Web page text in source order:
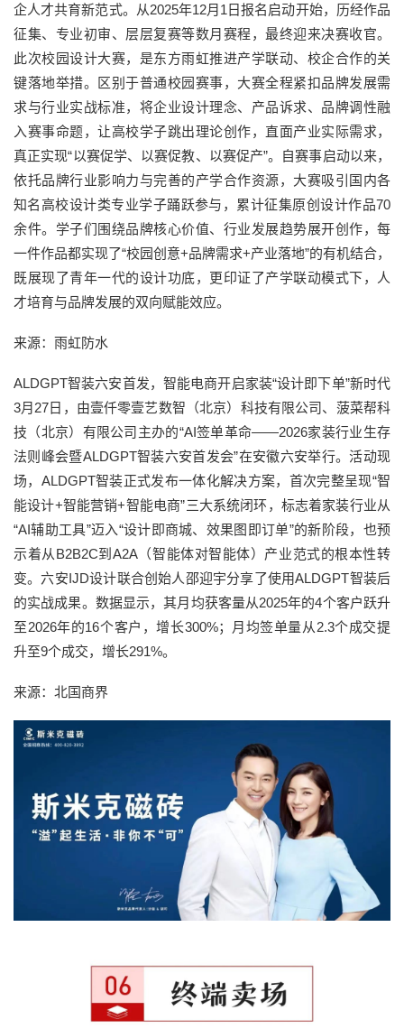
企人才共育新范式。从2025年12月1日报名启动开始，历经作品
征集、专业初审、层层复赛等数月赛程，最终迎来决赛收官。
此次校园设计大赛，是东方雨虹推进产学联动、校企合作的关
键落地举措。区别于普通校园赛事，大赛全程紧扣品牌发展需
求与行业实战标准，将企业设计理念、产品诉求、品牌调性融
入赛事命题，让高校学子跳出理论创作，直面产业实际需求，
真正实现“以赛促学、以赛促教、以赛促产”。自赛事启动以来，
依托品牌行业影响力与完善的产学合作资源，大赛吸引国内各
知名高校设计类专业学子踊跃参与，累计征集原创设计作品70
余件。学子们围绕品牌核心价值、行业发展趋势展开创作，每
一件作品都实现了“校园创意+品牌需求+产业落地”的有机结合，
既展现了青年一代的设计功底，更印证了产学联动模式下，人
才培育与品牌发展的双向赋能效应。
来源：雨虹防水
ALDGPT智装六安首发，智能电商开启家装“设计即下单”新时代
3月27日，由壹仟零壹艺数智（北京）科技有限公司、菠菜帮科
技（北京）有限公司主办的“AI签单革命——2026家装行业生存
法则峰会暨ALDGPT智装六安首发会”在安徽六安举行。活动现
场，ALDGPT智装正式发布一体化解决方案，首次完整呈现“智
能设计+智能营销+智能电商”三大系统闭环，标志着家装行业从
“AI辅助工具”迈入“设计即商城、效果图即订单”的新阶段，也预
示着从B2B2C到A2A（智能体对智能体）产业范式的根本性转
变。六安IJD设计联合创始人邵迎宇分享了使用ALDGPT智装后
的实战成果。数据显示，其月均获客量从2025年的4个客户跃升
至2026年的16个客户，增长300%；月均签单量从2.3个成交提
升至9个成交，增长291%。
来源：北国商界